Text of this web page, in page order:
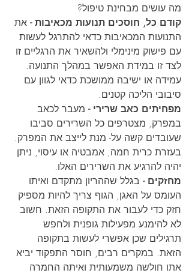
מה עושים מבחינת טיפול?
קודם כל, חוסכים תנועות מכאיבות - את
התנועות המכאיבות כדאי להתרגל לעשות
עם פישוק מינימלי ולהשאיר את הרגליים זו
לצד זו במידת האפשר במהלך התנועה.
עמידה או ישיבה ממושכת כדאי לגוון עם
סיבובי הליכה קטנים.
מפחיתים כאב שרירי - מעבר לכאב
במפרק, מצטרפים כל השרירים סביבו
שעובדים קשה על- מנת לייצב את המפרק.
בעזרת כרית חמה, אמבטיה או עיסוי, ניתן
יהיה להרגיע את השרירים האלו.
מחזקים - בגלל שההריון מתקדם ואיתו
העומס על האגן, הגוף צריך להיות מספיק
חזק כדי לעבור את התקופה הזאת. חשוב
לא להימנע מפעילות גופנית ולחפש
תרגילים שכן אפשרי לעשות בתקופה
הזאת. במקרים רבים, חוסר התפקוד יביא
אתו חולשה משמעותית ואיתה החמרה